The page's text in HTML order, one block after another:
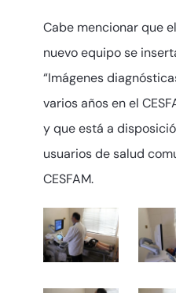
Cabe mencionar que
nuevo equipo se
“Imágenes
varios años en el
y que está a
usuarios de salud
CESFAM.